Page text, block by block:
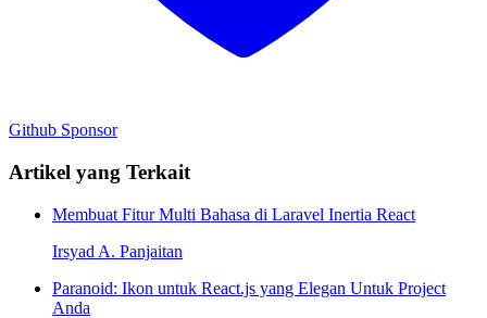
Github Sponsor
Artikel yang Terkait
Membuat Fitur Multi Bahasa di Laravel Inertia React
Irsyad A. Panjaitan
Paranoid: Ikon untuk React.js yang Elegan Untuk Project
Anda